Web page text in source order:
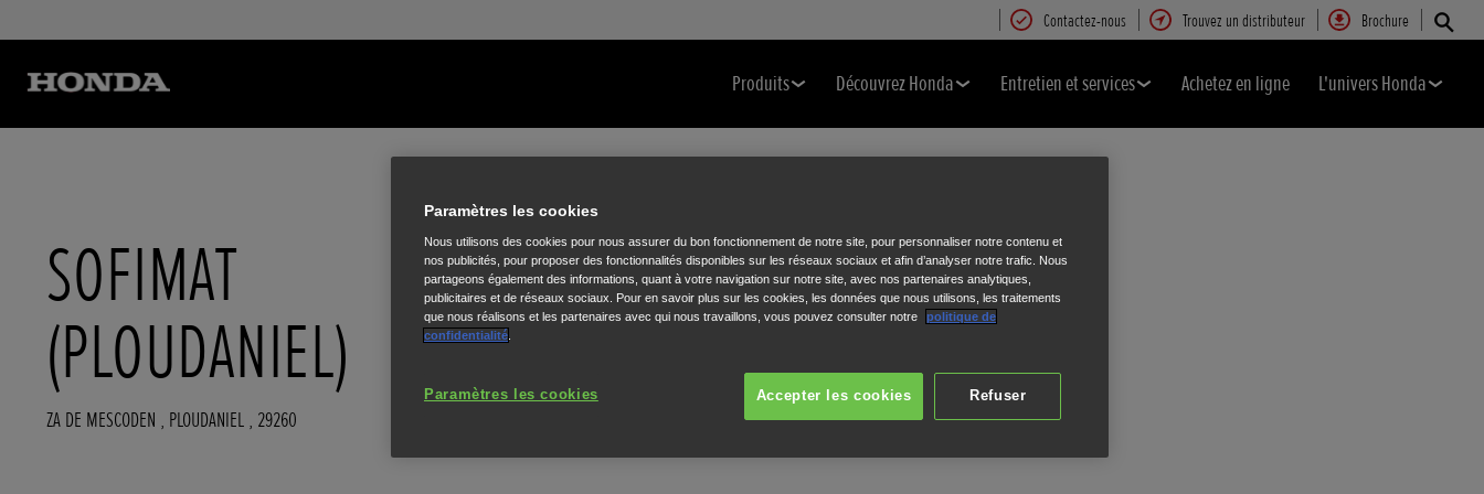
Contactez-nous Trouvez un distributeur Brochure
Produits Découvrez Honda Entretien et services Achetez en ligne L'univers Honda
SOFIMAT
(PLOUDANIEL)
ZA DE MESCODEN , PLOUDANIEL , 29260
Paramètres les cookies
Nous utilisons des cookies pour nous assurer du bon fonctionnement de notre site, pour personnaliser notre contenu et
nos publicités, pour proposer des fonctionnalités disponibles sur les réseaux sociaux et afin d’analyser notre trafic. Nous
partageons également des informations, quant à votre navigation sur notre site, avec nos partenaires analytiques,
publicitaires et de réseaux sociaux. Pour en savoir plus sur les cookies, les données que nous utilisons, les traitements
que nous réalisons et les partenaires avec qui nous travaillons, vous pouvez consulter notre
politique de
confidentialité
Refuser
Accepter les cookies
Paramètres les cookies